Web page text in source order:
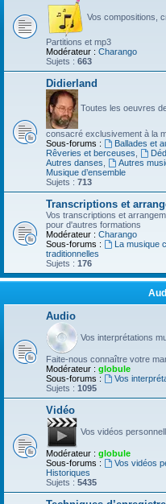
Vos compositions,
Partitions et mp3
Modérateur : Charango
Sujets : 663
Didierland
Toutes les oeuvres
consacré exclusivement à la
Sous-forums :
Ballades et
Rêveries et berceuses
Autres danses
Autres
Musique d’ensemble
Sujets : 713
Transcriptions et
Vos transcriptions et
pour d'autres formations
Modérateur : Charango
Sous-forums :
La musique
traditionnelles
Sujets : 176
Audio
Vos interprétations
Faite-nous connaître votre
Modérateur : globule
Sous-forums :
Vos
Sujets : 1095
Vidéo
Vos vidéos
Modérateur : globule
Sous-forums :
Vos vidéos
Historiques
Sujets : 5435